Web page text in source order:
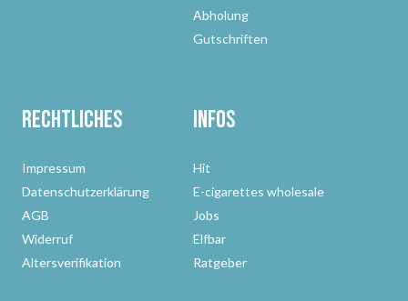
Abholung
Gutschriften
Rechtliches
Impressum
Datenschutzerklärung
AGB
Widerruf
Altersverifikation
Infos
Hit
E-cigarettes wholesale
Jobs
Elfbar
Ratgeber